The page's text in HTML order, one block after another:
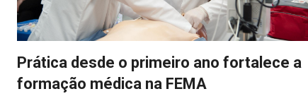
Prática desde o primeiro ano fortalece a
formação médica na FEMA